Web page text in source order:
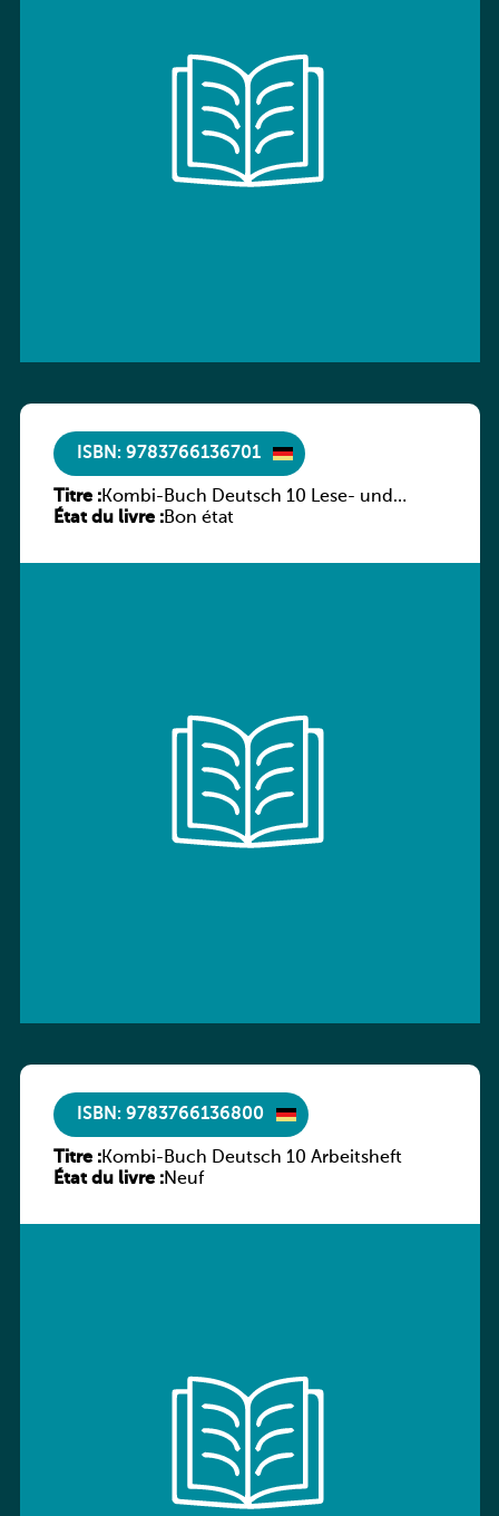
ISBN: 9783766136701
Titre :Kombi-Buch Deutsch 10 Lese- und
Sprachbuch
État du livre :Bon état
ISBN: 9783766136800
Titre :Kombi-Buch Deutsch 10 Arbeitsheft
État du livre :Neuf